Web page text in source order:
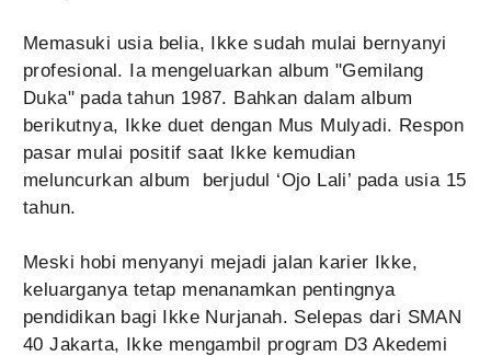
Memasuki usia belia, Ikke sudah mulai bernyanyi
profesional. Ia mengeluarkan album "Gemilang
Duka" pada tahun 1987. Bahkan dalam album
berikutnya, Ikke duet dengan Mus Mulyadi. Respon
pasar mulai positif saat Ikke kemudian
meluncurkan album berjudul ‘Ojo Lali’ pada usia 15
tahun.
Meski hobi menyanyi mejadi jalan karier Ikke,
keluarganya tetap menanamkan pentingnya
pendidikan bagi Ikke Nurjanah. Selepas dari SMAN
40 Jakarta, Ikke mengambil program D3 Akedemi